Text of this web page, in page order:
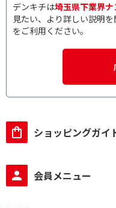
デンキチは埼玉県下業界
見たい、より詳しい説明
をご利用ください。
ショッピングガイ
会員メニュー